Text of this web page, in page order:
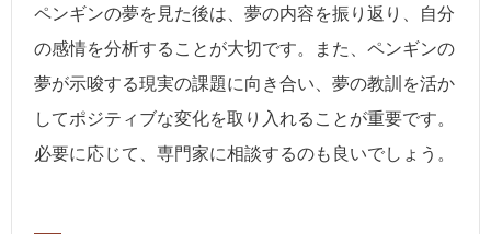
ペンギンの夢を見た後は、夢の内容を振り返り、自分
の感情を分析することが大切です。また、ペンギンの
夢が示唆する現実の課題に向き合い、夢の教訓を活か
してポジティブな変化を取り入れることが重要です。
必要に応じて、専門家に相談するのも良いでしょう。